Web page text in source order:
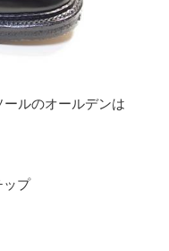
ルのオールデンは
プ